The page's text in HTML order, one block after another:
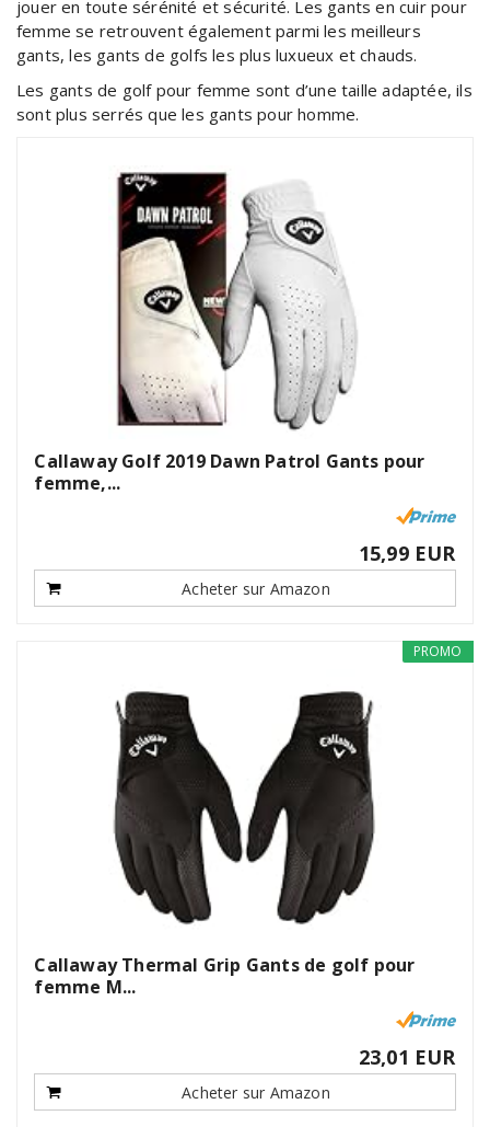
jouer en toute sérénité et sécurité. Les gants en cuir pour
femme se retrouvent également parmi les meilleurs
gants, les gants de golfs les plus luxueux et chauds.
Les gants de golf pour femme sont d’une taille adaptée, ils
sont plus serrés que les gants pour homme.
Callaway Golf 2019 Dawn Patrol Gants pour
femme,...
15,99 EUR
Acheter sur Amazon
PROMO
Callaway Thermal Grip Gants de golf pour
femme M...
23,01 EUR
Acheter sur Amazon